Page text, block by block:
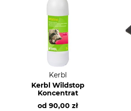
Kerbl
Kerbl Wildstop
Koncentrat
od 90,00 zł